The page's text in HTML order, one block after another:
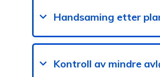
Handsaming etter
Kontroll av mindre